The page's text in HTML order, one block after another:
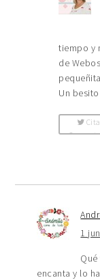
tiempo y
de
Un besito
1
encanta y lo